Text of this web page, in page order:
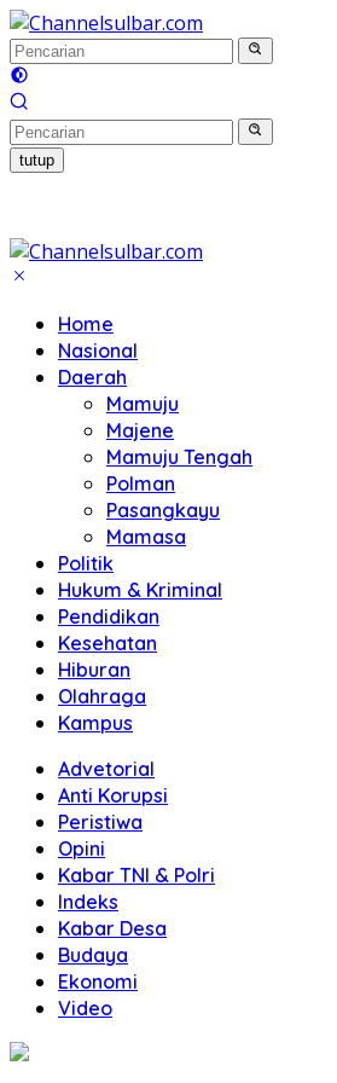
Langsung
ke
konten
tutup
Home
Nasional
Daerah
Mamuju
Majene
Mamuju Tengah
Polman
Pasangkayu
Mamasa
Politik
Hukum & Kriminal
Pendidikan
Kesehatan
Hiburan
Olahraga
Kampus
Advetorial
Anti Korupsi
Peristiwa
Opini
Kabar TNI & Polri
Indeks
Kabar Desa
Budaya
Ekonomi
Video